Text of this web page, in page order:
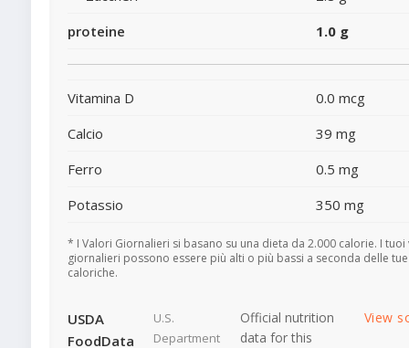
proteine
1.0 g
Vitamina D
0.0 mcg
Calcio
39 mg
Ferro
0.5 mg
Potassio
350 mg
* I Valori Giornalieri si basano su una dieta da 2.000 calorie. I
giornalieri possono essere più alti o più bassi a seconda delle
caloriche.
USDA
FoodData
U.S.
Department
Official nutrition
data for this
View